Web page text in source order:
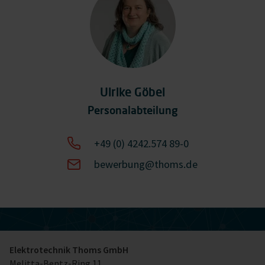
Ulrike Göbel
Personalabteilung
+49 (0) 4242.574 89-0
bewerbung@thoms.de
Elektrotechnik Thoms GmbH